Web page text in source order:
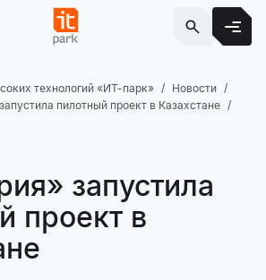
технологий «ИТ-парк»
Новости
пилотный проект в Казахстане
запустила
проект в